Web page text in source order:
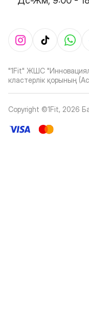
"1Fit" ЖШС
кластерлік қорының
Copyright ©1Fit, 2026